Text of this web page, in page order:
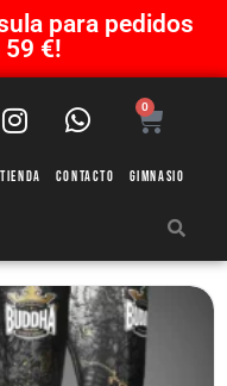
para pedidos
€!
0
Tienda Contacto Gimnasio